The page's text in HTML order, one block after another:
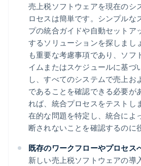
売上税ソフトウェアを現在のシ
ロセスは簡単です。シンプルな
プの統合ガイドや自動セットア
するソリューションを探しまし
も重要な考慮事項であり、ソフ
イムまたはスケジュールに基づ
し、すべてのシステムで売上お
であることを確認できる必要が
れば、統合プロセスをテストし
在的な問題を特定し、統合によ
断されないことを確認するのに
既存のワークフローやプロセス
新しい売上税ソフトウェアの導